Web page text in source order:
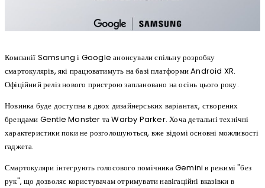
Компанії Samsung і Google анонсували спільну розробку
смартокулярів, які працюватимуть на базі платформи Android XR.
Офіційний реліз нового пристрою заплановано на осінь цього року.
Новинка буде доступна в двох дизайнерських варіантах, створених
брендами Gentle Monster та Warby Parker. Хоча детальні технічні
характеристики поки не розголошуються, вже відомі основні можливості
гаджета.
Смартокуляри інтегрують голосового помічника Gemini в режимі "без
рук", що дозволяє користувачам отримувати навігаційні вказівки в